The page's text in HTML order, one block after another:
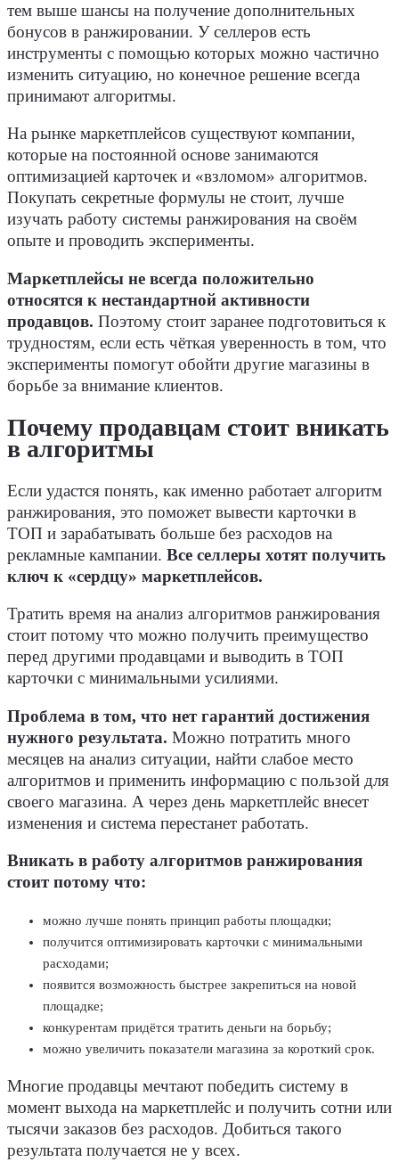
тем выше шансы на получение дополнительных
бонусов в ранжировании. У селлеров есть
инструменты с помощью которых можно частично
изменить ситуацию, но конечное решение всегда
принимают алгоритмы.
На рынке маркетплейсов существуют компании,
которые на постоянной основе занимаются
оптимизацией карточек и «взломом» алгоритмов.
Покупать секретные формулы не стоит, лучше
изучать работу системы ранжирования на своём
опыте и проводить эксперименты.
Маркетплейсы не всегда положительно
относятся к нестандартной активности
продавцов. Поэтому стоит заранее подготовиться к
трудностям, если есть чёткая уверенность в том, что
эксперименты помогут обойти другие магазины в
борьбе за внимание клиентов.
Почему продавцам стоит вникать
в алгоритмы
Если удастся понять, как именно работает алгоритм
ранжирования, это поможет вывести карточки в
ТОП и зарабатывать больше без расходов на
рекламные кампании. Все селлеры хотят получить
ключ к «сердцу» маркетплейсов.
Тратить время на анализ алгоритмов ранжирования
стоит потому что можно получить преимущество
перед другими продавцами и выводить в ТОП
карточки с минимальными усилиями.
Проблема в том, что нет гарантий достижения
нужного результата. Можно потратить много
месяцев на анализ ситуации, найти слабое место
алгоритмов и применить информацию с пользой для
своего магазина. А через день маркетплейс внесет
изменения и система перестанет работать.
Вникать в работу алгоритмов ранжирования
стоит потому что:
можно лучше понять принцип работы площадки;
получится оптимизировать карточки с минимальными
расходами;
появится возможность быстрее закрепиться на новой
площадке;
конкурентам придётся тратить деньги на борьбу;
можно увеличить показатели магазина за короткий срок.
Многие продавцы мечтают победить систему в
момент выхода на маркетплейс и получить сотни или
тысячи заказов без расходов. Добиться такого
результата получается не у всех.